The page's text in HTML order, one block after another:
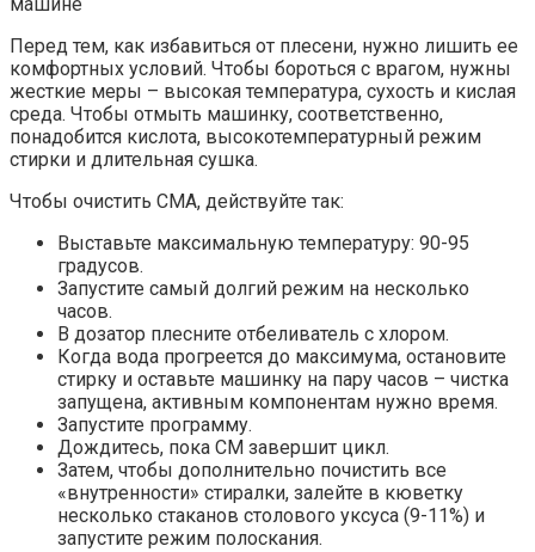
Перед тем, как избавиться от плесени, нужно лишить ее
комфортных условий. Чтобы бороться с врагом, нужны
жесткие меры – высокая температура, сухость и кислая
среда. Чтобы отмыть машинку, соответственно,
понадобится кислота, высокотемпературный режим
стирки и длительная сушка.
Чтобы очистить СМА, действуйте так:
Выставьте максимальную температуру: 90-95
градусов.
Запустите самый долгий режим на несколько
часов.
В дозатор плесните отбеливатель с хлором.
Когда вода прогреется до максимума, остановите
стирку и оставьте машинку на пару часов – чистка
запущена, активным компонентам нужно время.
Запустите программу.
Дождитесь, пока СМ завершит цикл.
Затем, чтобы дополнительно почистить все
«внутренности» стиралки, залейте в кюветку
несколько стаканов столового уксуса (9-11%) и
запустите режим полоскания.